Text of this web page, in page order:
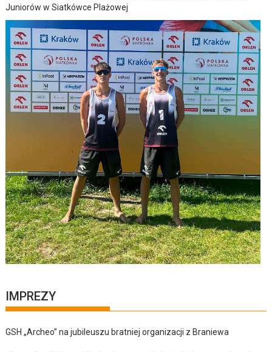
Juniorów w Siatkówce Plażowej
IMPREZY
GSH „Archeo” na jubileuszu bratniej organizacji z Braniewa